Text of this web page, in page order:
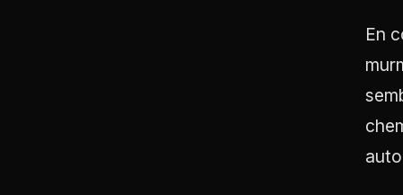
En